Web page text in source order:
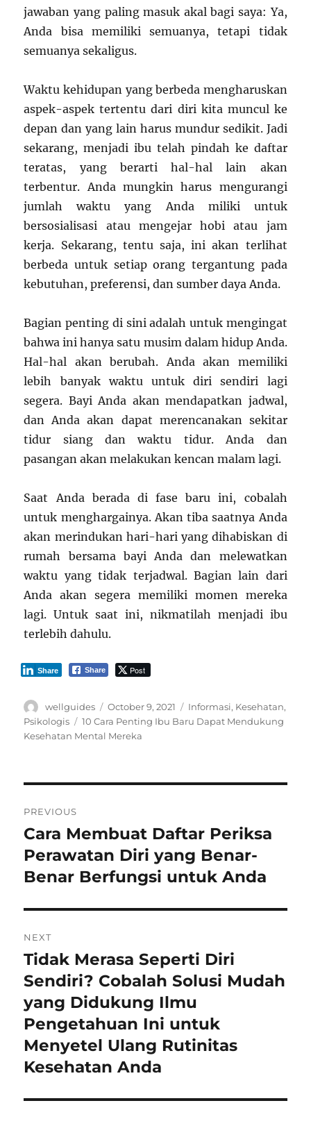
jawaban yang paling masuk akal bagi saya: Ya,
Anda bisa memiliki semuanya, tetapi tidak
semuanya sekaligus.
Waktu kehidupan yang berbeda mengharuskan
aspek-aspek tertentu dari diri kita muncul ke
depan dan yang lain harus mundur sedikit. Jadi
sekarang, menjadi ibu telah pindah ke daftar
teratas, yang berarti hal-hal lain akan
terbentur. Anda mungkin harus mengurangi
jumlah waktu yang Anda miliki untuk
bersosialisasi atau mengejar hobi atau jam
kerja. Sekarang, tentu saja, ini akan terlihat
berbeda untuk setiap orang tergantung pada
kebutuhan, preferensi, dan sumber daya Anda.
Bagian penting di sini adalah untuk mengingat
bahwa ini hanya satu musim dalam hidup Anda.
Hal-hal akan berubah. Anda akan memiliki
lebih banyak waktu untuk diri sendiri lagi
segera. Bayi Anda akan mendapatkan jadwal,
dan Anda akan dapat merencanakan sekitar
tidur siang dan waktu tidur. Anda dan
pasangan akan melakukan kencan malam lagi.
Saat Anda berada di fase baru ini, cobalah
untuk menghargainya. Akan tiba saatnya Anda
akan merindukan hari-hari yang dihabiskan di
rumah bersama bayi Anda dan melewatkan
waktu yang tidak terjadwal. Bagian lain dari
Anda akan segera memiliki momen mereka
lagi. Untuk saat ini, nikmatilah menjadi ibu
terlebih dahulu.
Share Post
Share
Author
wellguides
Posted
on
October 9, 2021 Categories
Informasi, Kesehatan,
Psikologis
Tags
10 Cara Penting Ibu Baru Dapat Mendukung
Kesehatan Mental Mereka
navigation
PREVIOUS
Previous
post:
Cara Membuat Daftar Periksa
Perawatan Diri yang Benar-
Benar Berfungsi untuk Anda
NEXT
Next
post:
Tidak Merasa Seperti Diri
Sendiri? Cobalah Solusi Mudah
yang Didukung Ilmu
Pengetahuan Ini untuk
Menyetel Ulang Rutinitas
Kesehatan Anda